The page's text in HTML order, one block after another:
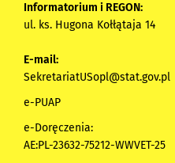
Informatorium i REGON:
ul. ks. Hugona Kołłątaja 14
E-mail:
SekretariatUSopl@stat.gov.pl
e-PUAP
e-Doręczenia:
AE:PL-23632-75212-WWVET-25